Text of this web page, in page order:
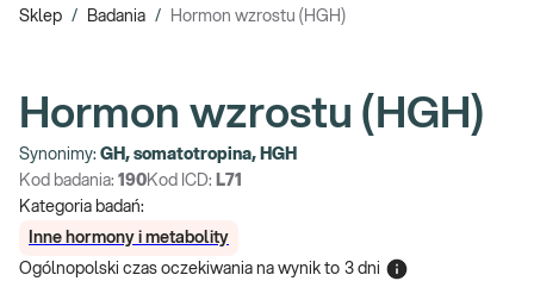
Sklep / Badania / Hormon wzrostu (HGH)
Hormon wzrostu (HGH)
Synonimy: GH, somatotropina, HGH
Kod badania: 190Kod ICD: L71
Kategoria badań:
Inne hormony i metabolity
Ogólnopolski czas oczekiwania na wynik to 3 dni